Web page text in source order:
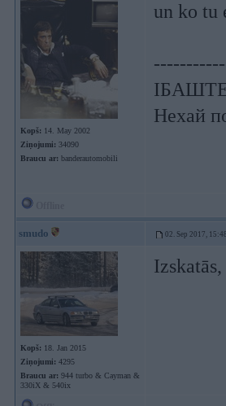
Kopš: 14. May 2002
Ziņojumi: 34090
Braucu ar: banderautomobili
un ko tu
Нехай
smudo 02. Sep 2017,
Kopš: 18. Jan 2015
Ziņojumi: 4295
Braucu ar: 944 turbo & Cayman &
330iX & 540ix